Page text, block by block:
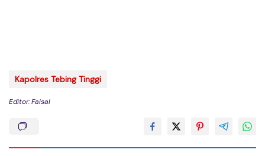
Kapolres Tebing Tinggi
Editor: Faisal